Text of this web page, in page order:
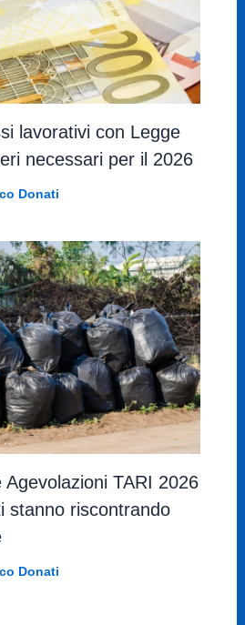
lavorativi con Legge
necessari per il 2026
Donati
TARI 2026
stanno riscontrando
Donati